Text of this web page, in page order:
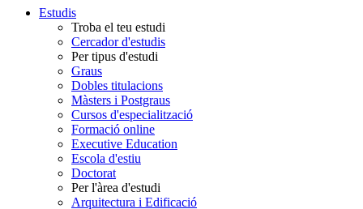
Estudis
Troba el teu estudi
Cercador d'estudis
Per tipus d'estudi
Graus
Dobles titulacions
Màsters i Postgraus
Cursos d'especialització
Formació online
Executive Education
Escola d'estiu
Doctorat
Per l'àrea d'estudi
Arquitectura i Edificació